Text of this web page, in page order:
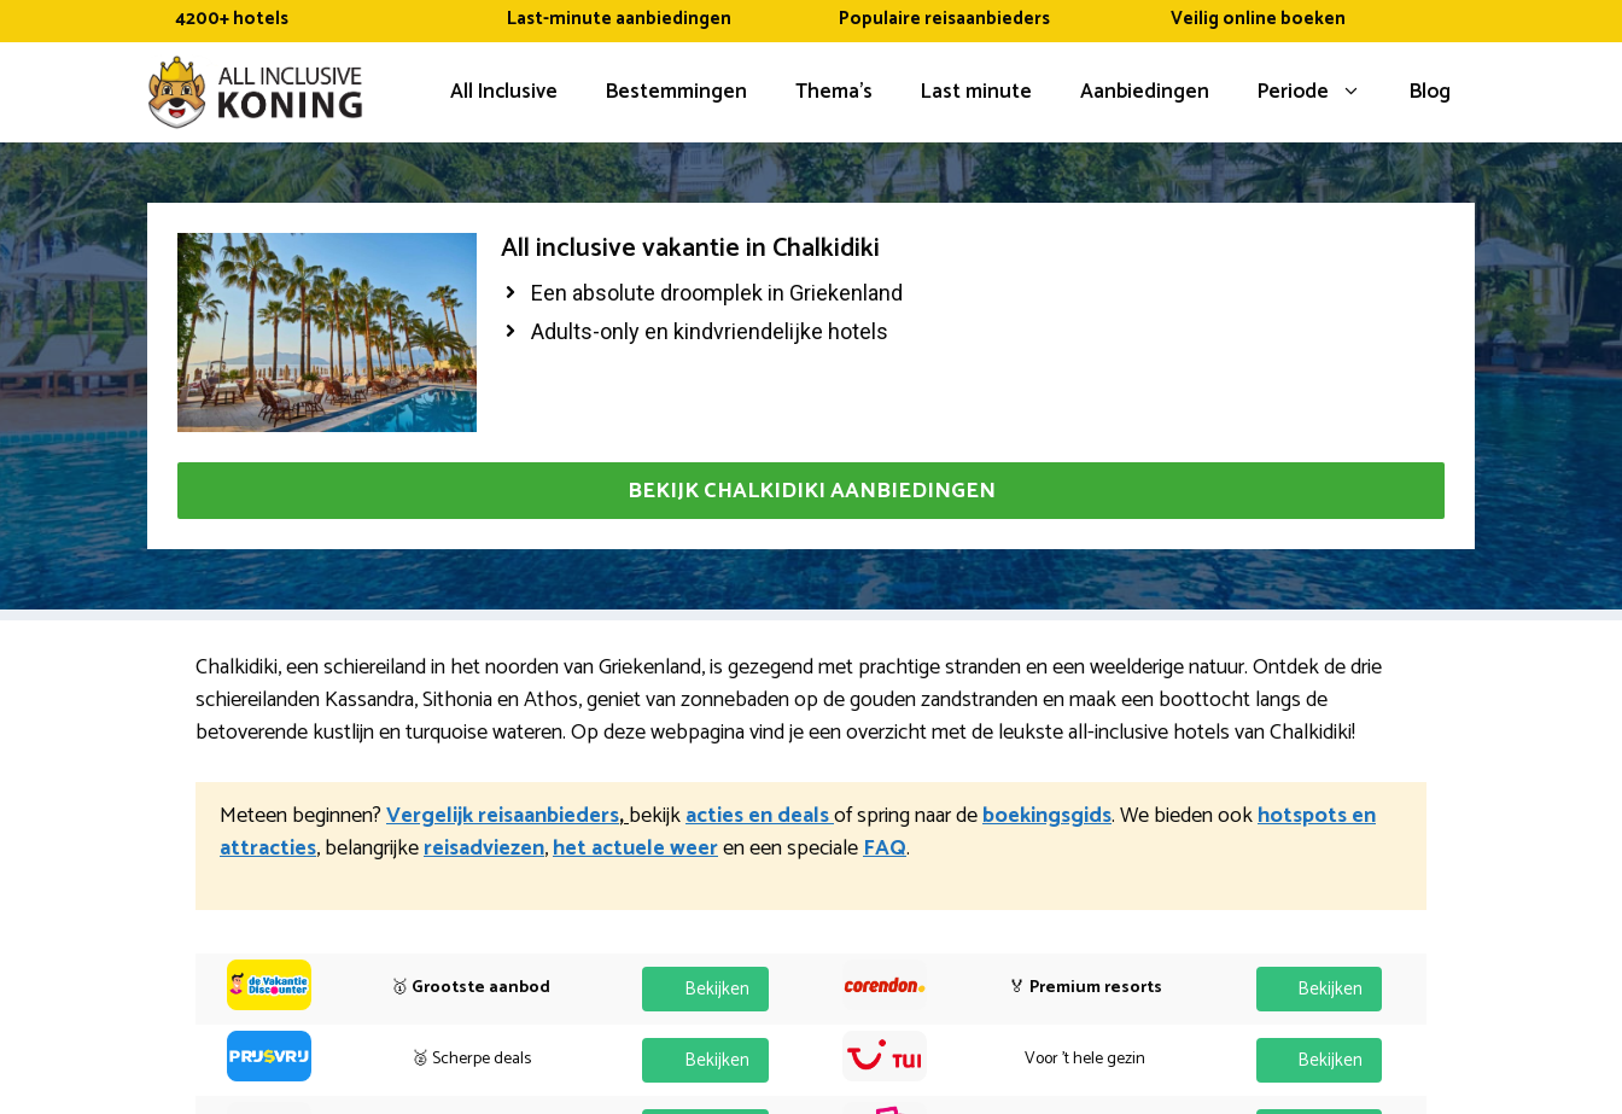
naar
4200+ hotels Last-minute aanbiedingen Populaire reisaanbieders Veilig online boeken
All Inclusive Bestemmingen Thema’s Last minute Aanbiedingen Periode Blog
All inclusive vakantie in Chalkidiki
Een absolute droomplek in Griekenland
Adults-only en kindvriendelijke hotels
BEKIJK CHALKIDIKI AANBIEDINGEN
Chalkidiki, een schiereiland in het noorden van Griekenland, is gezegend met prachtige stranden en een weelderige natuur. Ontdek de drie
schiereilanden Kassandra, Sithonia en Athos, geniet van zonnebaden op de gouden zandstranden en maak een boottocht langs de
betoverende kustlijn en turquoise wateren. Op deze webpagina vind je een overzicht met de leukste all-inclusive hotels van Chalkidiki!
Meteen beginnen?Vergelijk reisaanbieders,bekijkacties en dealsof spring naar deboekingsgids. We bieden ookhotspots en
attracties, belangrijkereisadviezen,het actuele weeren een specialeFAQ.
🥇 Grootste aanbod Bekijken
🥈 Scherpe deals Bekijken
🏅 Premium resorts Bekijken
Voor 't hele gezin Bekijken